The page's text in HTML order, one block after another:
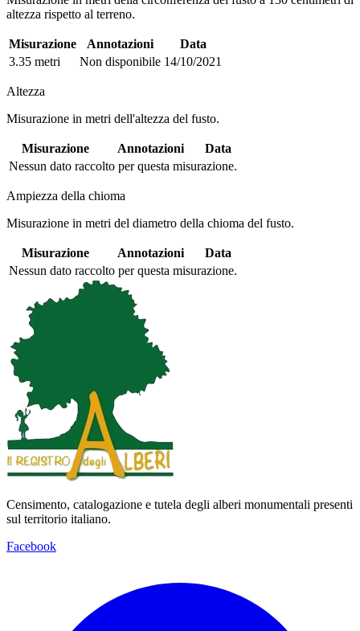
altezza rispetto al terreno.
Misurazione Annotazioni
Data
3.35 metri
Non disponibile 14/10/2021
Altezza
Misurazione in metri dell'altezza del fusto.
Misurazione Annotazioni
Data
Nessun dato raccolto per questa misurazione.
Ampiezza della chioma
Misurazione in metri del diametro della chioma del fusto.
Misurazione Annotazioni
Data
Nessun dato raccolto per questa misurazione.
Censimento, catalogazione e tutela degli alberi monumentali presenti
sul territorio italiano.
Facebook